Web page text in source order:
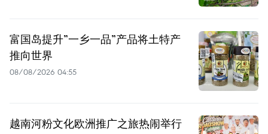
富国岛提升”一乡一品”产品将土特产
推向世界
08/08/2026 04:55
越南河粉文化欧洲推广之旅热闹举行